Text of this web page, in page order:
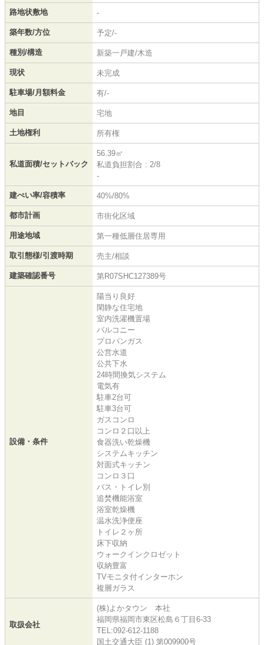
路地状敷地 -
築年数/方位 予定/-
種別/構造 新築一戸建/木造
現状 未完成
駐車場/月額料金 有/-
地目 宅地
土地権利 所有権
私道面積/セットバック
56.39㎡
私道負担割合 : 2/8
-
建ぺい率/容積率 40%/80%
都市計画 市街化区域
用途地域 第一種低層住居専用
取引態様/引渡時期 売主/相談
建築確認番号 第R07SHC127389号
設備・条件
陽当り良好
閑静な住宅地
室内洗濯機置場
バルコニー
プロパンガス
公営水道
公共下水
24時間換気システム
電気有
駐車2台可
駐車3台可
ガスコンロ
コンロ２口以上
食器洗い乾燥機
システムキッチン
対面式キッチン
コンロ３口
バス・トイレ別
追焚機能浴室
浴室乾燥機
温水洗浄便座
トイレ２ヶ所
床下収納
ウォークインクロゼット
収納豊富
TVモニタ付インターホン
複層ガラス
取扱会社
(株)よかタウン 本社
福岡県福岡市東区松島６丁目6-33
TEL:092-612-1188
国土交通大臣 (1) 第009900号